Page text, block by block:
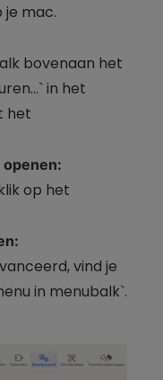
mac.
bovenaan het
in het
het
op het
vind je
in menubalk`.